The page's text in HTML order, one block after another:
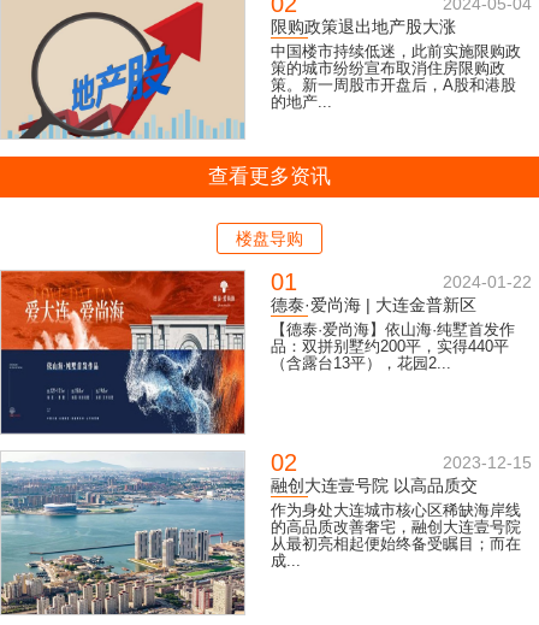
限购政策退出地产股大涨
中国楼市持续低迷，此前实施限购政
策的城市纷纷宣布取消住房限购政
策。新一周股市开盘后，A股和港股
的地产...
查看更多资讯
楼盘导购
01
2024-01-22
德泰·爱尚海 | 大连金普新区
【德泰·爱尚海】依山海·纯墅首发作
品：双拼别墅约200平，实得440平
（含露台13平），花园2...
02
2023-12-15
融创大连壹号院 以高品质交
作为身处大连城市核心区稀缺海岸线
的高品质改善奢宅，融创大连壹号院
从最初亮相起便始终备受瞩目；而在
成...